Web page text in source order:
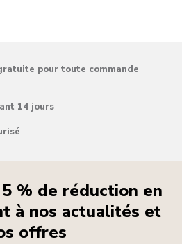
pour toute commande
14 jours
% de réduction en
à nos actualités et
offres